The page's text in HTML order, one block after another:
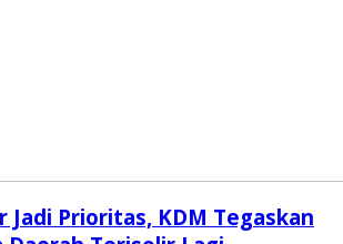
Jadi Prioritas, KDM Tegaskan